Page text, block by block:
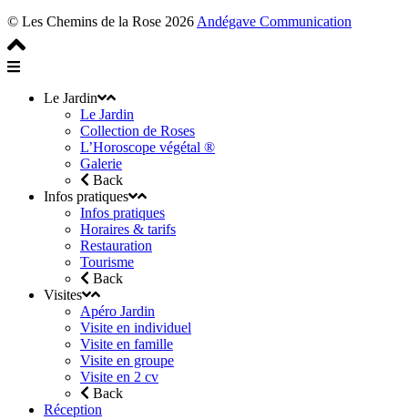
© Les Chemins de la Rose 2026 Andégave Communication
Le Jardin
Le Jardin
Collection de Roses
L’Horoscope végétal ®
Galerie
Back
Infos pratiques
Infos pratiques
Horaires & tarifs
Restauration
Tourisme
Back
Visites
Apéro Jardin
Visite en individuel
Visite en famille
Visite en groupe
Visite en 2 cv
Back
Réception